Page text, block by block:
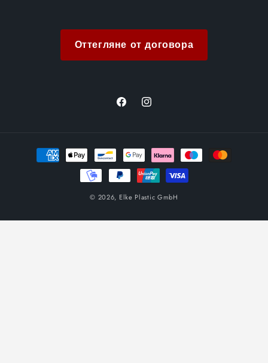
Оттегляне от договора
FacebookInstagram
Методи
© 2026, Elke Plastic GmbH